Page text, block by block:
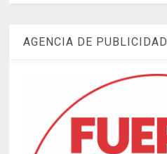
AGENCIA DE PUBLICIDAD